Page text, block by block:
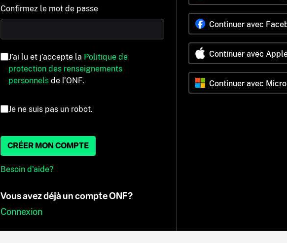
Confirmez le mot de passe
J’ai lu et j’accepte la Politique de
protection des renseignements
personnelsde l’ONF.
Je ne suis pas un robot.
CRÉER MON COMPTE
Besoin d'aide?
Vous avez déjà un compte ONF?
Connexion
Continuer avec
Continuer avec
Continuer avec